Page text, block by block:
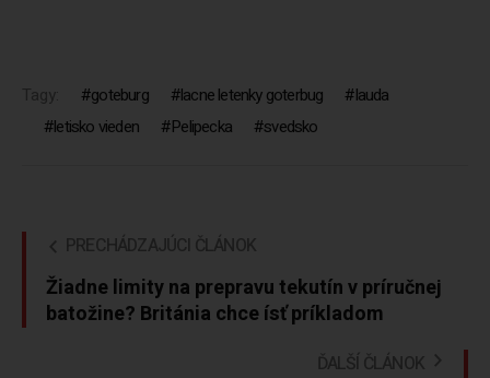
Tagy: goteburg lacne letenky goterbug
lauda
letisko vieden
Pelipecka svedsko
PRECHÁDZAJÚCI ČLÁNOK
Žiadne limity na prepravu tekutín v príručnej
batožine? Británia chce ísť príkladom
ĎALŠÍ ČLÁNOK